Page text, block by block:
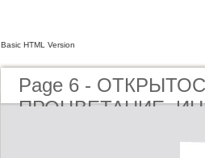
Basic HTML Version
Page 6 -
ПРОЦВЕТАНИЕ,